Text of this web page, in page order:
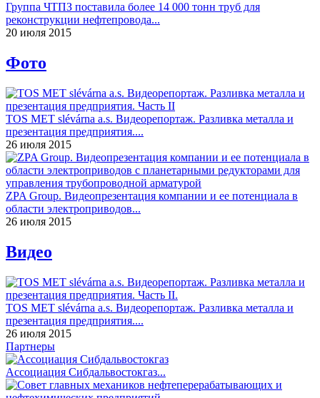
Группа ЧТПЗ поставила более 14 000 тонн труб для
реконструкции нефтепровода...
20 июля 2015
Фото
TOS MET slévárna a.s. Видеорепортаж. Разливка металла и
презентация предприятия....
26 июля 2015
ZPA Group. Видеопрезентация компании и ее потенциала в
области электроприводов...
26 июля 2015
Видео
TOS MET slévárna a.s. Видеорепортаж. Разливка металла и
презентация предприятия....
26 июля 2015
Партнеры
Ассоциация Сибдальвостокгаз...